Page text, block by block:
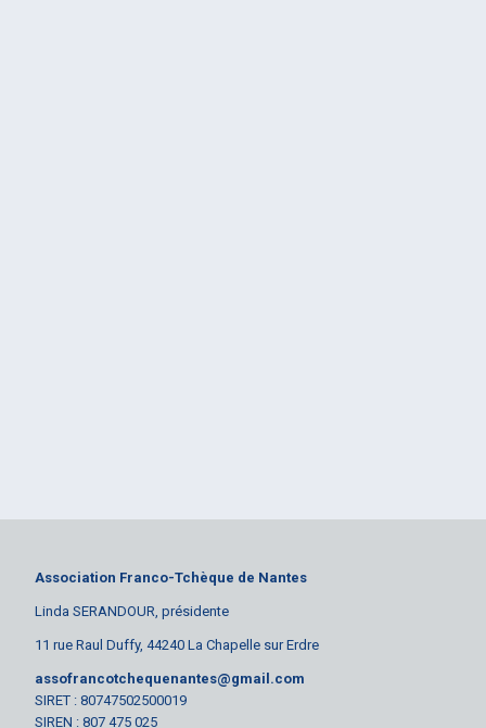
Association Franco-Tchèque de Nantes
Linda SERANDOUR, présidente
11 rue Raul Duffy, 44240 La Chapelle sur Erdre
assofrancotchequenantes@gmail.com
SIRET : 80747502500019
SIREN : 807 475 025